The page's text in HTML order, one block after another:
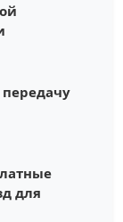
для